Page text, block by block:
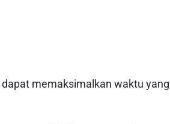
memaksimalkan waktu yang